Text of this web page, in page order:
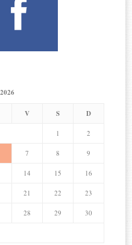
V S D
1 2
7 8 9
14 15 16
21 22 23
28 29 30